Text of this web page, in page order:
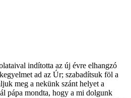
indította az új évre elhangzó
ad az Úr; szabadítsuk föl a
meg a nekünk szánt helyet a
pápa mondta, hogy a mi dolgunk